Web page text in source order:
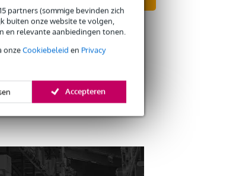
partners (sommige bevinden zich
buiten onze website te volgen,
en relevante aanbiedingen tonen.
onzeCookiebeleid en Privacy
Accepteren
neutrale verzending